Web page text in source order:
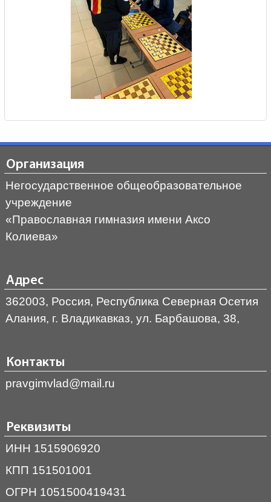
Организация
Негосударственное общеобразовательное
учреждение
«Православная гимназия имени Аксо
Колиева»
Адрес
362003, Россия, Республика Северная Осетия
Алания, г. Владикавказ, ул. Барбашова, 38,
Контакты
pravgimvlad@mail.ru
Реквизиты
ИНН 1515906920
КПП 151501001
ОГРН 1051500419431